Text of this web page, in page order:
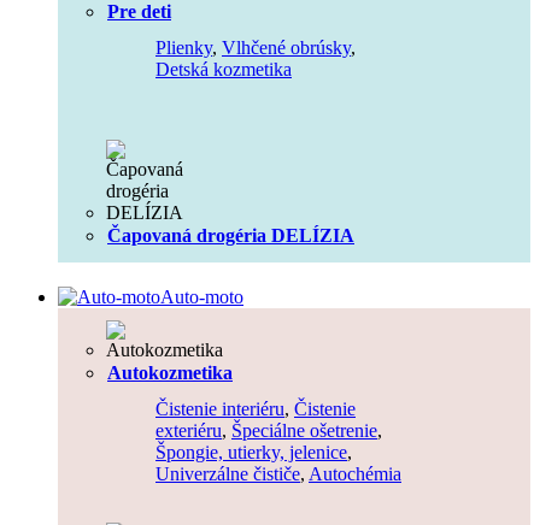
Pre deti
Plienky, Vlhčené obrúsky,
Detská kozmetika
Čapovaná drogéria DELÍZIA
Auto-moto
Autokozmetika
Čistenie interiéru, Čistenie
exteriéru, Špeciálne ošetrenie,
Špongie, utierky, jelenice,
Univerzálne čističe, Autochémia